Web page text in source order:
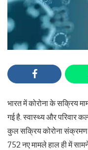
भारत में कोरोना के सक्रिय
गई है. स्वास्थ्य और परिवार
कुल सक्रिय कोरोना संक्रमण
752 नए मामले हाल ही में